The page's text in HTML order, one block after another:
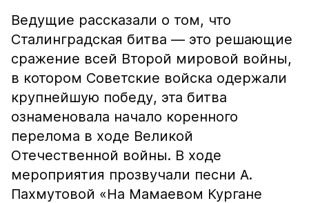
Ведущие рассказали о том, что
Сталинградская битва — это решающие
сражение всей Второй мировой войны,
в котором Советские войска одержали
крупнейшую победу, эта битва
ознаменовала начало коренного
перелома в ходе Великой
Отечественной войны. В ходе
мероприятия прозвучали песни А.
Пахмутовой «На Мамаевом Кургане